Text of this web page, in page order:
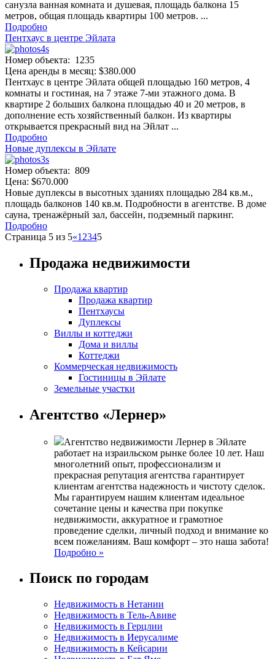
санузла ванная комната и душевая, площадь балкона 15
метров, общая площадь квартиры 100 метров. ...
Подробно
Пентхаус в центре Эйлата
Номер объекта: 1235
Цена аренды в месяц: $380.000
Пентхаус в центре Эйлата общей площадью 160 метров, 4
комнаты и гостиная, на 7 этаже 7-ми этажного дома. В
квартире 2 больших балкона площадью 40 и 20 метров, в
дополнение есть хозяйственный балкон. Из квартиры
открывается прекрасный вид на Эйлат ...
Подробно
Новые дуплексы в Эйлате
Номер объекта: 809
Цена: $670.000
Новые дуплексы в высотных зданиях площадью 284 кв.м.,
площадь балконов 140 кв.м. Подробности в агентстве. В доме
сауна, тренажёрный зал, бассейн, подземный паркинг.
Подробно
Страница 5 из 5«1 2345
Продажа недвижимости
Продажа квартир
Продажа квартир
Пентхаусы
Дуплексы
Виллы и коттеджи
Дома и виллы
Коттеджи
Коммерческая недвижимость
Гостиницы в Эйлате
Земельные участки
Агентство «Лернер»
Агентство недвижимости Лернер в Эйлате
работает на израильском рынке более 10 лет. Наш
многолетний опыт, профессионализм и
прекрасная репутация агентства гарантирует
клиентам агентства надежность и чистоту сделок.
Мы гарантируем нашим клиентам идеальное
сочетание цены и качества при покупке
недвижимости, аккуратное и грамотное
проведение сделки, личный подход и внимание ко
всем пожеланиям. Ваш комфорт – это наша забота!
Подробно »
Поиск по городам
Недвижимость в Нетании
Недвижимость в Тель-Авиве
Недвижимость в Герцлии
Недвижимость в Иерусалиме
Недвижимость в Кейсарии